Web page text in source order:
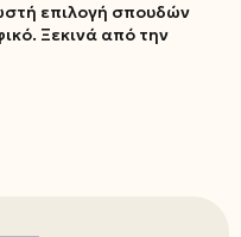
επιλογή σπουδών
Ξεκινά από την